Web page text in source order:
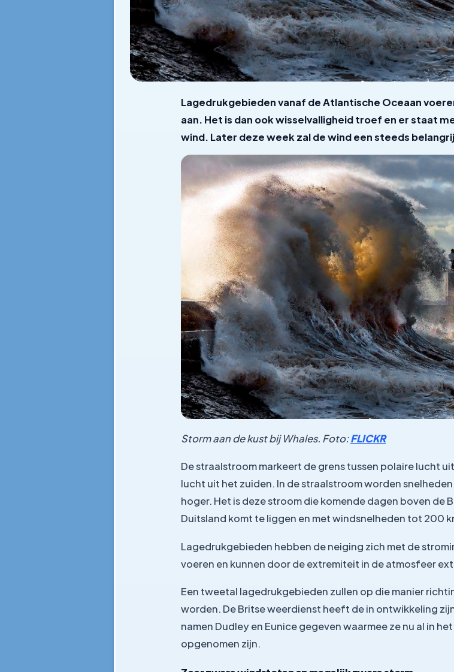
Lagedrukgebieden vanaf de Atlantische Oceaan
aan. Het is dan ook wisselvalligheid troef en er staat
wind. Later deze week zal de wind een steeds
Storm aan de kust bij Whales. Foto:FLICKR
De straalstroom markeert de grens tussen polaire lucht
lucht uit het zuiden. In de straalstroom worden
hoger. Het is deze stroom die komende dagen boven de
Duitsland komt te liggen en met windsnelheden tot 200
Lagedrukgebieden hebben de neiging zich met de
voeren en kunnen door de extremiteit in de atmosfeer
Een tweetal lagedrukgebieden zullen op die manier
worden. De Britse weerdienst heeft de in ontwikkeling
namen Dudley en Eunice gegeven waarmee ze nu al in
opgenomen zijn.